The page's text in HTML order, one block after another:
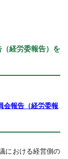
経労委報告）を
会報告（経労委報
における経営側の